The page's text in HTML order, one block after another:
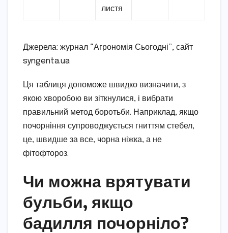
листя
Джерела: журнал “Агрономія Сьогодні”, сайт
syngenta.ua
Ця таблиця допоможе швидко визначити, з
якою хворобою ви зіткнулися, і вибрати
правильний метод боротьби. Наприклад, якщо
почорніння супроводжується гниттям стебел,
це, швидше за все, чорна ніжка, а не
фітофтороз.
Чи можна врятувати
бульби, якщо
бадилля почорніло?